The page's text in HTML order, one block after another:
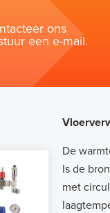
ons
een e-mail.
De
Is de
met